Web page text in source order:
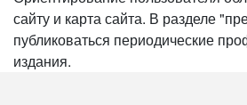
сайту и карта сайта. В разделе
публиковаться периодические
издания.